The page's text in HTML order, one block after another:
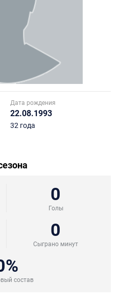
Дата рождения
22.08.1993
32 года
0
Голы
0
Сыграно минут
состав